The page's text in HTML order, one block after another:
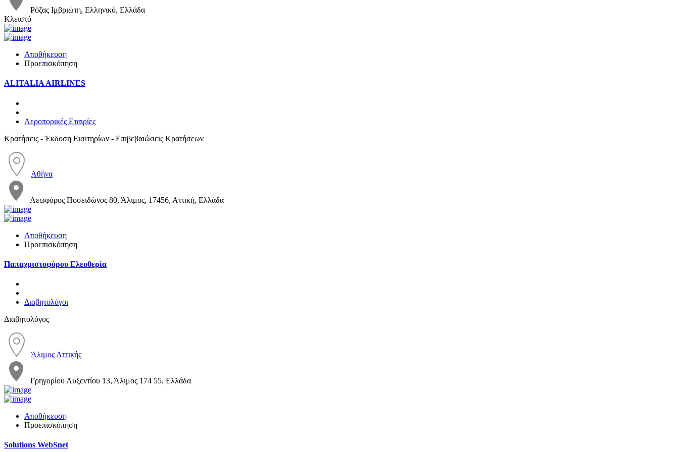
Ρόζας Ιμβριώτη, Ελληνικό, Ελλάδα
Κλειστό
Αποθήκευση
Προεπισκόπηση
ALITALIA AIRLINES
Αεροπορικές Εταιρίες
Κρατήσεις - Έκδοση Εισιτηρίων - Επιβεβαιώσεις Κρατήσεων
Αθήνα
Λεωφόρος Ποσειδώνος 80, Άλιμος, 17456, Αττική, Ελλάδα
Αποθήκευση
Προεπισκόπηση
Παπαχριστοφόρου Ελευθερία
Διαβητολόγοι
Διαβητολόγος
Άλιμος Αττικής
Γρηγορίου Αυξεντίου 13, Άλιμος 174 55, Ελλάδα
Αποθήκευση
Προεπισκόπηση
Solutions WebSnet